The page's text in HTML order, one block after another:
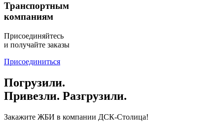
Транспортным
компаниям
Присоединяйтесь
и получайте заказы
Присоединиться
Погрузили.
Привезли. Разгрузили.
Закажите ЖБИ в компании ДСК-Столица!